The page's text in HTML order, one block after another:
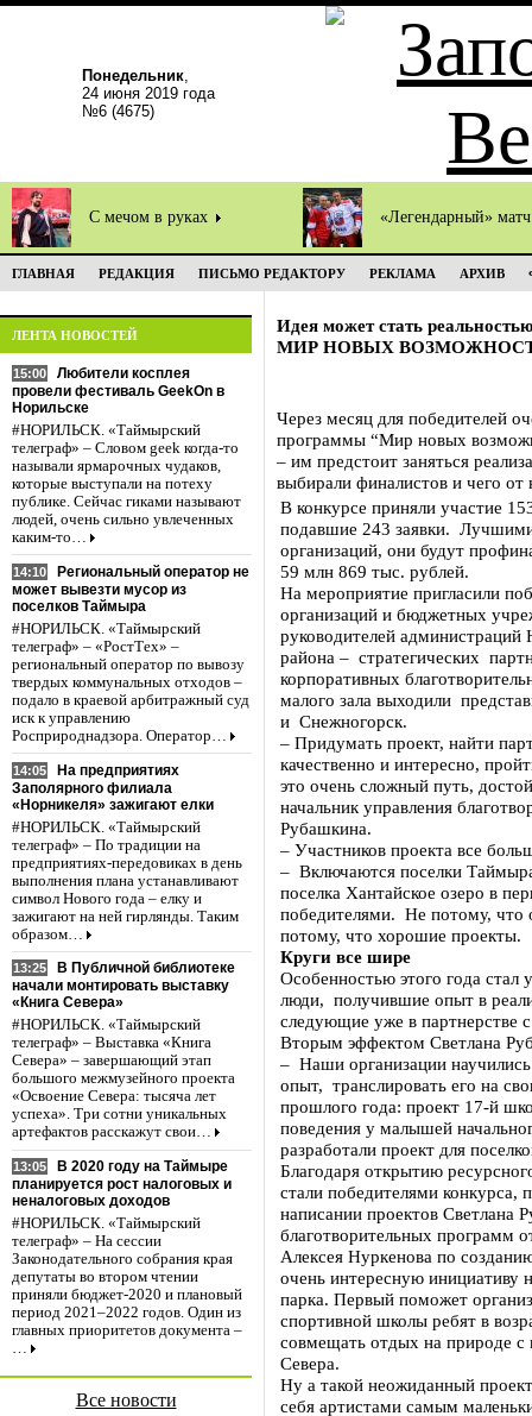
Понедельник,
24 июня 2019 года
№6 (4675)
С мечом в руках «Легендарный»
ГЛАВНАЯ РЕДАКЦИЯ ПИСЬМО РЕДАКТОРУ РЕКЛАМА АРХИВ
ЛЕНТА НОВОСТЕЙ
15:00
Любители косплея
провели фестиваль GeekOn в
Норильске
#НОРИЛЬСК. «Таймырский
телеграф» – Словом geek когда-то
называли ярмарочных чудаков,
которые выступали на потеху
публике. Сейчас гиками называют
людей, очень сильно увлеченных
каким-то…
14:10
Региональный оператор не
может вывезти мусор из
поселков Таймыра
#НОРИЛЬСК. «Таймырский
телеграф» – «РостТех» –
региональный оператор по вывозу
твердых коммунальных отходов –
подало в краевой арбитражный суд
иск к управлению
Росприроднадзора. Оператор…
14:05
На предприятиях
Заполярного филиала
«Норникеля» зажигают елки
#НОРИЛЬСК. «Таймырский
телеграф» – По традиции на
предприятиях-передовиках в день
выполнения плана устанавливают
символ Нового года – елку и
зажигают на ней гирлянды. Таким
образом…
13:25
В Публичной библиотеке
начали монтировать выставку
«Книга Севера»
#НОРИЛЬСК. «Таймырский
телеграф» – Выставка «Книга
Севера» – завершающий этап
большого межмузейного проекта
«Освоение Севера: тысяча лет
успеха». Три сотни уникальных
артефактов расскажут свои…
13:05
В 2020 году на Таймыре
планируется рост налоговых и
неналоговых доходов
#НОРИЛЬСК. «Таймырский
телеграф» – На сессии
Законодательного собрания края
депутаты во втором чтении
приняли бюджет-2020 и плановый
период 2021–2022 годов. Один из
главных приоритетов документа –
…
Все новости
Идея может стать реальностью
МИР НОВЫХ
Через месяц для победителей
программы “Мир новых
– им предстоит заняться
выбирали финалистов и чего
В конкурсе приняли участие
подавшие 243 заявки.
организаций, они будут
59 млн 869 тыс. рублей.
На мероприятие пригласили
организаций и бюджетных
руководителей
района – стратегических
корпоративных
малого зала выходили
и Снежногорск.
– Придумать проект, найти
качественно и интересно,
это очень сложный путь,
начальник управления
Рубашкина.
– Участников проекта все
– Включаются поселки
поселка Хантайское озеро в
победителями. Не потому, что
потому, что хорошие проекты.
Круги все шире
Особенностью этого года
люди, получившие опыт в
следующие уже в партнерстве
Вторым эффектом Светлана
– Наши организации
опыт, транслировать его на
прошлого года: проект 17-й
поведения у малышей
разработали проект для
Благодаря открытию
стали победителями
написании проектов Светлана
благотворительных программ
Алексея Нуркенова по
очень интересную инициативу
парка. Первый поможет
спортивной школы ребят в
совмещать отдых на природе с
Севера.
Ну а такой неожиданный
себя артистами самым